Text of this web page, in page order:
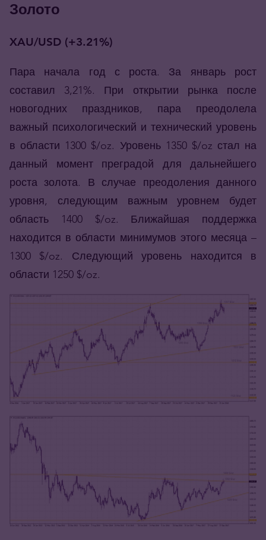
Золото
XAU/USD (+3.21%)
Пара начала год с роста. За январь рост
составил 3,21%. При открытии рынка после
новогодних праздников, пара преодолела
важный психологический и технический уровень
в области 1300 $/oz. Уровень 1350 $/oz стал на
данный момент преградой для дальнейшего
роста золота. В случае преодоления данного
уровня, следующим важным уровнем будет
область 1400 $/oz. Ближайшая поддержка
находится в области минимумов этого месяца –
1300 $/oz. Следующий уровень находится в
области 1250 $/oz.